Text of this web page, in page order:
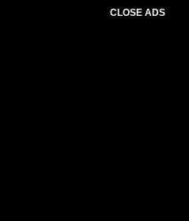
CLOSE ADS